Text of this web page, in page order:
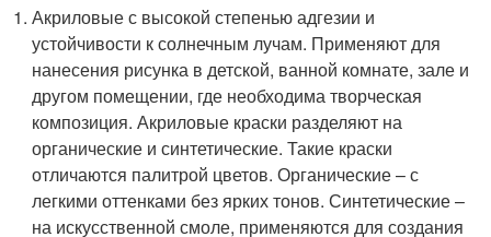
Акриловые с высокой степенью адгезии и
устойчивости к солнечным лучам. Применяют для
нанесения рисунка в детской, ванной комнате, зале и
другом помещении, где необходима творческая
композиция. Акриловые краски разделяют на
органические и синтетические. Такие краски
отличаются палитрой цветов. Органические – с
легкими оттенками без ярких тонов. Синтетические –
на искусственной смоле, применяются для создания